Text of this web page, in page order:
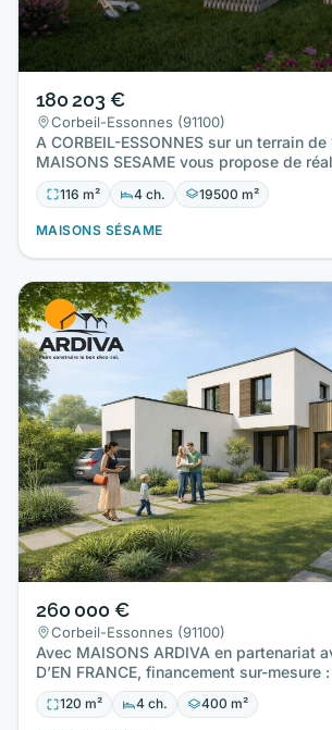
180 203 €
Corbeil-Essonnes (91100)
A CORBEIL-ESSONNES sur un terrain de
MAISONS SESAME vous propose de
maison neuve d'une surface…
116 m² 4 ch. 19500 m²
MAISONS SÉSAME
260 000 €
Corbeil-Essonnes (91100)
Avec MAISONS ARDIVA en partenariat
D’EN FRANCE, financement sur-mesure
prêt à TAUX ZERO…
120 m² 4 ch. 400 m²